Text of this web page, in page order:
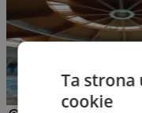
Ta strona
cookie